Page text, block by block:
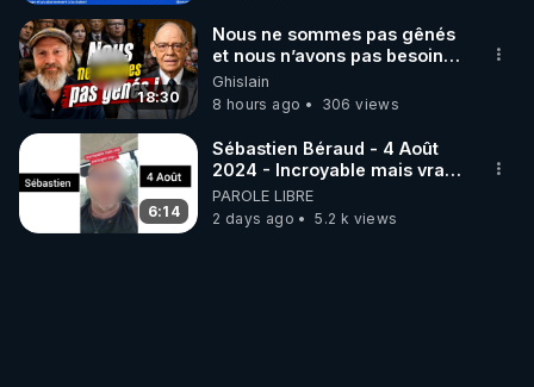
18:30
Nous ne sommes pas gênés
et nous n’avons pas besoin
de nous excuser ! #jw
#jehovah #collegecentral
Ghislain
8 hours ago
306 views
6:14
Sébastien Béraud - 4 Août
2024 - Incroyable mais vrai,
partagez svp...
PAROLE LIBRE
2 days ago
5.2 k views